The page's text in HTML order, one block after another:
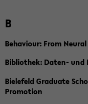
B
Behaviour: From
Bibliothek: Daten-
Bielefeld Graduate
Promotion